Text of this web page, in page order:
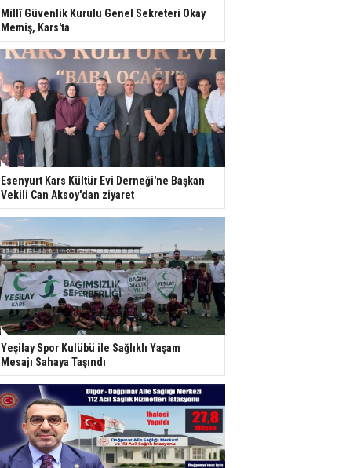
Millî Güvenlik Kurulu Genel Sekreteri Okay
Memiş, Kars'ta
Esenyurt Kars Kültür Evi Derneği'ne Başkan
Vekili Can Aksoy'dan ziyaret
Yeşilay Spor Kulübü ile Sağlıklı Yaşam
Mesajı Sahaya Taşındı